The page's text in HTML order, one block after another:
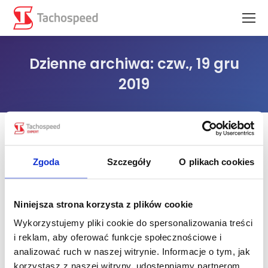
Zgoda Szczegóły O plikach cookies
Niniejsza strona korzysta z plików cookie
Wykorzystujemy pliki cookie do spersonalizowania treści
i reklam, aby oferować funkcje społecznościowe i
analizować ruch w naszej witrynie. Informacje o tym, jak
korzystasz z naszej witryny, udostępniamy partnerom
Dzienne archiwa: czw., 19 gru
2019